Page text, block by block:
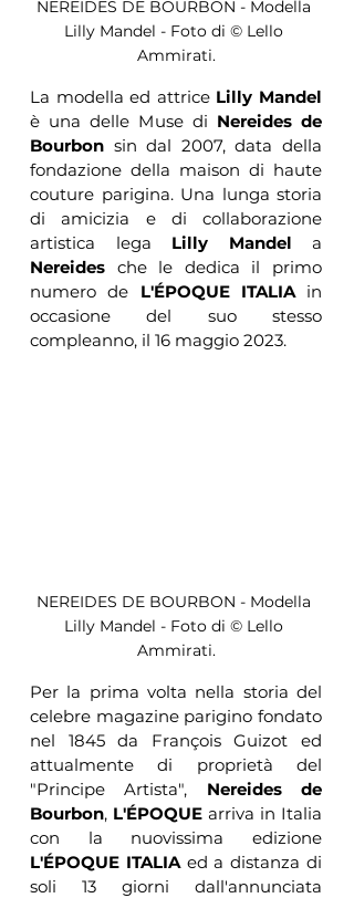
NEREIDES DE BOURBON - Modella
Lilly Mandel - Foto di © Lello
Ammirati.
La modella ed attrice Lilly Mandel
è una delle Muse di Nereides de
Bourbon sin dal 2007, data della
fondazione della maison di haute
couture parigina. Una lunga storia
di amicizia e di collaborazione
artistica lega Lilly Mandel
Nereides che le dedica il primo
numero de L'ÉPOQUE ITALIA in
occasione del suo stesso
compleanno, il 16 maggio 2023.
NEREIDES DE BOURBON - Modella
Lilly Mandel - Foto di © Lello
Ammirati.
Per la prima volta nella storia del
celebre magazine parigino fondato
nel 1845 da François Guizot ed
attualmente di proprietà del
"Principe Artista", Nereides de
Bourbon, L'ÉPOQUE arriva in Italia
L'ÉPOQUE ITALIA ed a distanza di
soli 13 giorni dall'annunciata